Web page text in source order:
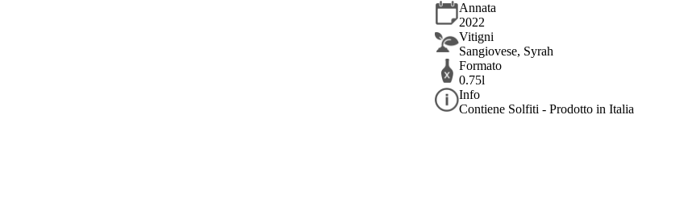
Annata
2022
Vitigni
Sangiovese, Syrah
Formato
0.75l
Info
Contiene Solfiti - Prodotto in Italia